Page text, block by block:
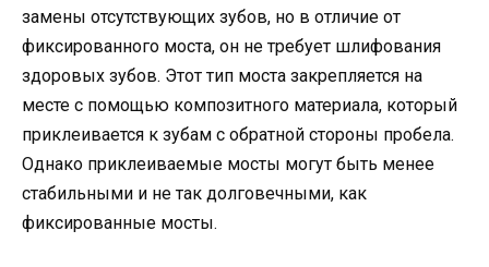
замены отсутствующих зубов, но в отличие от
фиксированного моста, он не требует шлифования
здоровых зубов. Этот тип моста закрепляется на
месте с помощью композитного материала, который
приклеивается к зубам с обратной стороны пробела.
Однако приклеиваемые мосты могут быть менее
стабильными и не так долговечными, как
фиксированные мосты.